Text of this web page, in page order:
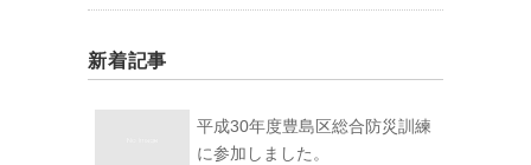
新着記事
平成30年度豊島区総合防災訓練
に参加しました。